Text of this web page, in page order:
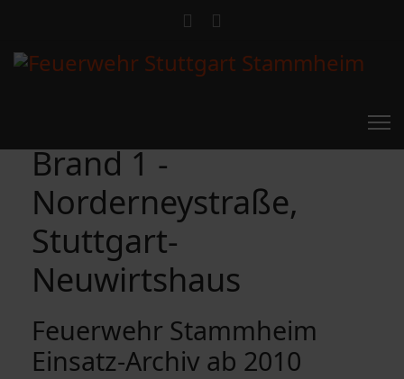
Feuerwehr Stammheim
Einsatz-Archiv ab 2010
Brand 1 -
Norderneystraße,
Stuttgart-
Neuwirtshaus